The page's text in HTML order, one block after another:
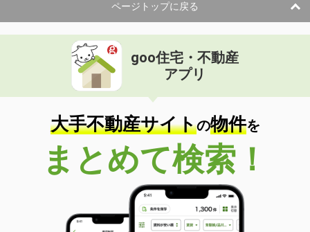
ページトップに戻る
goo住宅・不動産
アプリ
大手不動産サイトの物件を
まとめて検索！